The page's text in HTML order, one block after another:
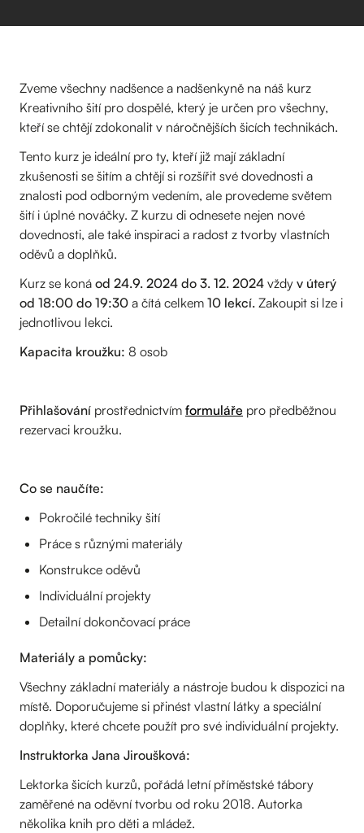
Zveme všechny nadšence a nadšenkyně na náš kurz
Kreativního šití pro dospělé, který je určen pro všechny,
kteří se chtějí zdokonalit v náročnějších šicích technikách.
Tento kurz je ideální pro ty, kteří již mají základní
zkušenosti se šitím a chtějí si rozšířit své dovednosti a
znalosti pod odborným vedením, ale provedeme světem
šití i úplné nováčky. Z kurzu di odnesete nejen nové
dovednosti, ale také inspiraci a radost z tvorby vlastních
oděvů a doplňků.
Kurz se koná od 24.9. 2024 do 3. 12. 2024 vždy v úterý
od 18:00 do 19:30 a čítá celkem 10 lekcí. Zakoupit si lze i
jednotlivou lekci.
Kapacita kroužku: 8 osob
Přihlašování prostřednictvím formuláře pro předběžnou
rezervaci kroužku.
Co se naučíte:
Pokročilé techniky šití
Práce s různými materiály
Konstrukce oděvů
Individuální projekty
Detailní dokončovací práce
Materiály a pomůcky:
Všechny základní materiály a nástroje budou k dispozici na
místě. Doporučujeme si přinést vlastní látky a speciální
doplňky, které chcete použít pro své individuální projekty.
Instruktorka Jana Jiroušková:
Lektorka šicích kurzů, pořádá letní příměstské tábory
zaměřené na oděvní tvorbu od roku 2018. Autorka
několika knih pro děti a mládež.